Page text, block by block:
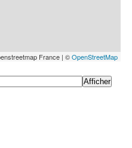
France | ©OpenStreetMap